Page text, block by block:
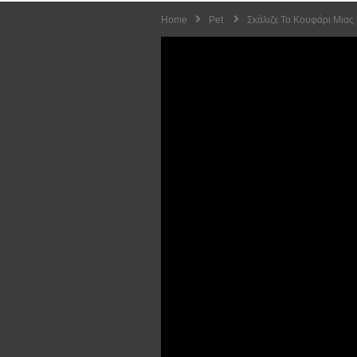
Home Pet Σκάλιζε Το Κουφάρι